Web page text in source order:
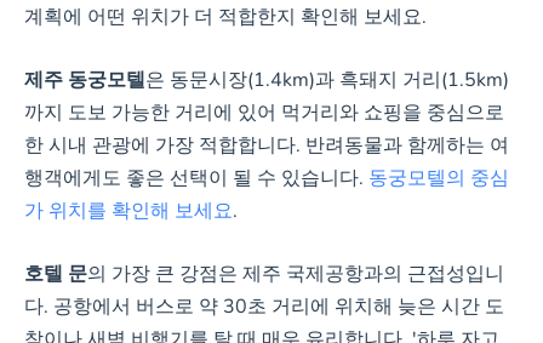
계획에 어떤 위치가 더 적합한지 확인해 보세요.
제주 동궁모텔은 동문시장(1.4km)과 흑돼지 거리(1.5km)
까지 도보 가능한 거리에 있어 먹거리와 쇼핑을 중심으로
한 시내 관광에 가장 적합합니다. 반려동물과 함께하는 여
행객에게도 좋은 선택이 될 수 있습니다. 동궁모텔의 중심
가 위치를 확인해 보세요.
호텔 문의 가장 큰 강점은 제주 국제공항과의 근접성입니
다. 공항에서 버스로 약 30초 거리에 위치해 늦은 시간 도